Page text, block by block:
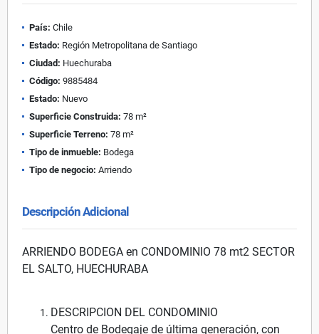
País: Chile
Estado: Región Metropolitana de Santiago
Ciudad: Huechuraba
Código: 9885484
Estado: Nuevo
Superficie Construida: 78 m²
Superficie Terreno: 78 m²
Tipo de inmueble: Bodega
Tipo de negocio: Arriendo
Descripción Adicional
ARRIENDO BODEGA en CONDOMINIO 78 mt2 SECTOR
EL SALTO, HUECHURABA
DESCRIPCION DEL CONDOMINIO
Centro de Bodegaje de última generación, con